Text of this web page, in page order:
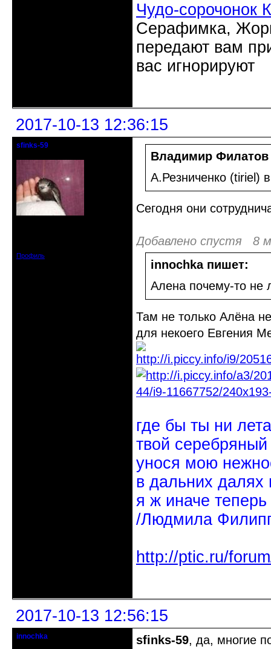
Чудо-сорочонок
Серафимка,
передают вам
вас игнорируют
2017-10-13 12:36:15
sfinks-59
Профиль
Владимир
А.Резниченко (tiriel)
Сегодня они
Добавлено спустя 8
innochka пишет:
Алена почему-то
Там не только Алёна
для некоего Евгения
где бы ты ни
твой
унося мою
в дальних
я ж иначе
/Людмила
http://ptic.ru/
2017-10-13 12:56:15
innochka sfinks-59, да, многие